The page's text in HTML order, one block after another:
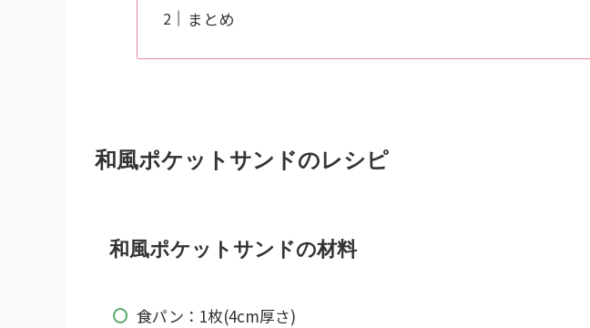
まとめ
和風ポケットサンドのレシピ
和風ポケットサンドの材料
食パン：1枚(4cm厚さ)